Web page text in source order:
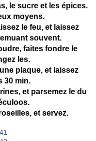
le sucre et les épices.
moyens.
le feu, et laissez
souvent.
faites fondre le
les.
plaque, et laissez
30 min.
et parsemez le du
et servez.